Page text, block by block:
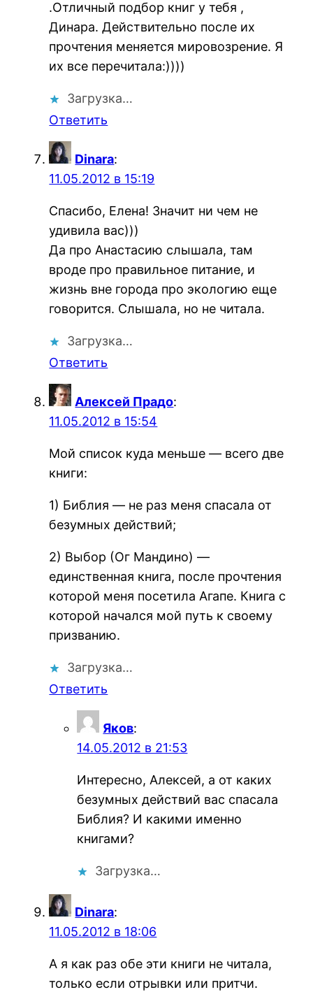
.Отличный подбор книг у тебя ,
Динара. Действительно после их
прочтения меняется мировозрение. Я
их все перечитала:))))
Загрузка…
Ответить
Dinara:
11.05.2012 в 15:19
Спасибо, Елена! Значит ни чем не
удивила вас)))
Да про Анастасию слышала, там
вроде про правильное питание, и
жизнь вне города про экологию еще
говорится. Слышала, но не читала.
Загрузка…
Ответить
Алексей Прадо:
11.05.2012 в 15:54
Мой список куда меньше — всего две
книги:
1) Библия — не раз меня спасала от
безумных действий;
2) Выбор (Ог Мандино) —
единственная книга, после прочтения
которой меня посетила Агапе. Книга с
которой начался мой путь к своему
призванию.
Загрузка…
Ответить
Яков:
14.05.2012 в 21:53
Интересно, Алексей, а от каких
безумных действий вас спасала
Библия? И какими именно
книгами?
Загрузка…
Dinara:
11.05.2012 в 18:06
А я как раз обе эти книги не читала,
только если отрывки или притчи.